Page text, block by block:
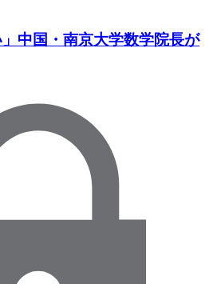
」中国・南京大学数学院長が